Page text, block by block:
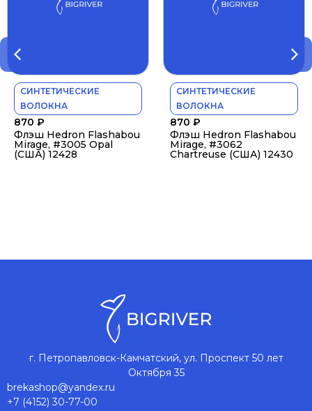
СИНТЕТИЧЕСКИЕ
ВОЛОКНА
870 ₽
Флэш Hedron Flashabou
Mirage, #3005 Opal
(США) 12428
СИНТЕТИЧЕСКИЕ
ВОЛОКНА
870 ₽
Флэш Hedron Flashabou
Mirage, #3062
Chartreuse (США) 12430
г. Петропавловск-Камчатский, ул. Проспект 50 лет
Октября 35
brekashop@yandex.ru
+7 (4152) 30-77-00